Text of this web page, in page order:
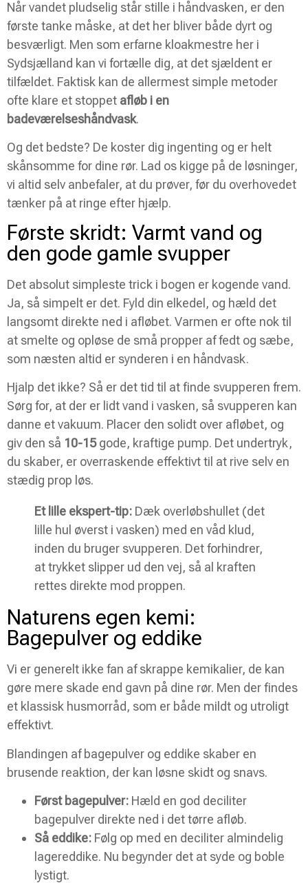
Når vandet pludselig står stille i håndvasken, er den
første tanke måske, at det her bliver både dyrt og
besværligt. Men som erfarne kloakmestre her i
Sydsjælland kan vi fortælle dig, at det sjældent er
tilfældet. Faktisk kan de allermest simple metoder
ofte klare et stoppet afløb i en
badeværelseshåndvask.
Og det bedste? De koster dig ingenting og er helt
skånsomme for dine rør. Lad os kigge på de løsninger,
vi altid selv anbefaler, at du prøver, før du overhovedet
tænker på at ringe efter hjælp.
Første skridt: Varmt vand og
den gode gamle svupper
Det absolut simpleste trick i bogen er kogende vand.
Ja, så simpelt er det. Fyld din elkedel, og hæld det
langsomt direkte ned i afløbet. Varmen er ofte nok til
at smelte og opløse de små propper af fedt og sæbe,
som næsten altid er synderen i en håndvask.
Hjalp det ikke? Så er det tid til at finde svupperen frem.
Sørg for, at der er lidt vand i vasken, så svupperen kan
danne et vakuum. Placer den solidt over afløbet, og
giv den så 10-15gode, kraftige pump. Det undertryk,
du skaber, er overraskende effektivt til at rive selv en
stædig prop løs.
Et lille ekspert-tip: Dæk overløbshullet (det
lille hul øverst i vasken) med en våd klud,
inden du bruger svupperen. Det forhindrer,
at trykket slipper ud den vej, så al kraften
rettes direkte mod proppen.
Naturens egen kemi:
Bagepulver og eddike
Vi er generelt ikke fan af skrappe kemikalier, de kan
gøre mere skade end gavn på dine rør. Men der findes
et klassisk husmorråd, som er både mildt og utroligt
effektivt.
Blandingen af bagepulver og eddike skaber en
brusende reaktion, der kan løsne skidt og snavs.
Først bagepulver: Hæld en god deciliter
bagepulver direkte ned i det tørre afløb.
Så eddike: Følg op med en deciliter almindelig
lagereddike. Nu begynder det at syde og boble
lystigt.